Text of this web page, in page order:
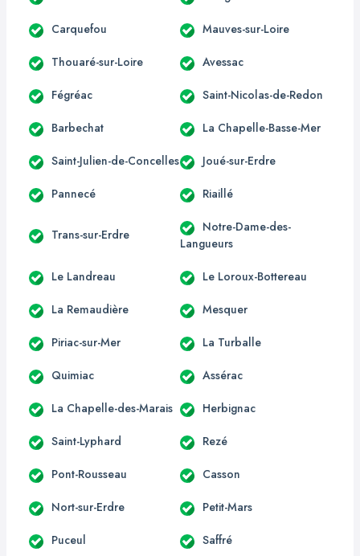
Carquefou Mauves-sur-Loire
Thouaré-sur-Loire Avessac
Fégréac Saint-Nicolas-de-Redon
Barbechat La Chapelle-Basse-Mer
Saint-Julien-de-Concelles Joué-sur-Erdre
Pannecé Riaillé
Trans-sur-Erdre
Notre-Dame-des-
Langueurs
Le Landreau Le Loroux-Bottereau
La Remaudière Mesquer
Piriac-sur-Mer La Turballe
Quimiac Assérac
La Chapelle-des-Marais Herbignac
Saint-Lyphard Rezé
Pont-Rousseau Casson
Nort-sur-Erdre Petit-Mars
Puceul Saffré